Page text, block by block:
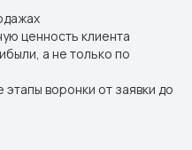
ценность клиента
а не только по
воронки от заявки до